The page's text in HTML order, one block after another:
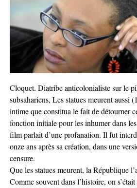
Cloquet. Diatribe anticolonialiste sur le
subsahariens, Les statues meurent aussi
intime que constitua le fait de détourner
fonction initiale pour les inhumer dans
film parlait d’une profanation. Il fut
onze ans après sa création, dans une
censure.
Que les statues meurent, la République
Comme souvent dans l’histoire, on